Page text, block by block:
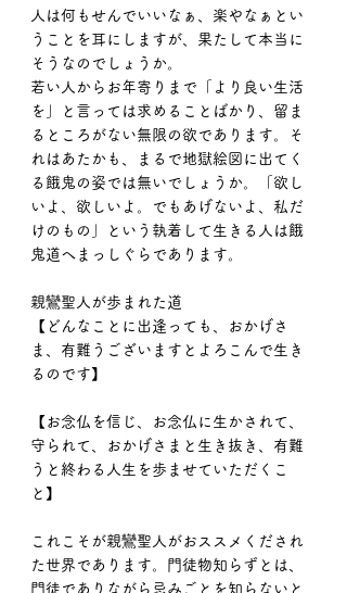
人は何もせんでいいなぁ、楽やなぁとい
うことを耳にしますが、果たして本当に
そうなのでしょうか。
若い人からお年寄りまで「より良い生活
を」と言っては求めることばかり、留ま
るところがない無限の欲であります。そ
れはあたかも、まるで地獄絵図に出てく
る餓鬼の姿では無いでしょうか。「欲し
いよ、欲しいよ。でもあげないよ、私だ
けのもの」という執着して生きる人は餓
鬼道へまっしぐらであります。
親鸞聖人が歩まれた道
【どんなことに出逢っても、おかげさ
ま、有難うございますとよろこんで生き
るのです】
【お念仏を信じ、お念仏に生かされて、
守られて、おかげさまと生き抜き、有難
うと終わる人生を歩ませていただくこ
と】
これこそが親鸞聖人がおススメくだされ
た世界であります。門徒物知らずとは、
門徒でありながら忌みごとを知らないと